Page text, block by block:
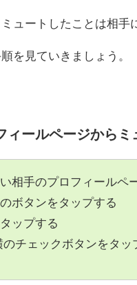
ュートしたことは相手
を見ていきましょう。
ィールページから
相手のプロフィールペ
ボタンをタップする
ップする
のチェックボタンをタッ